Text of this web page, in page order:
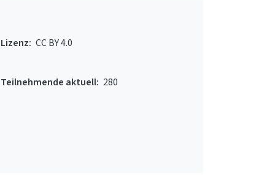
Teilnehmende aktuell: 280
Lizenz: CC BY 4.0